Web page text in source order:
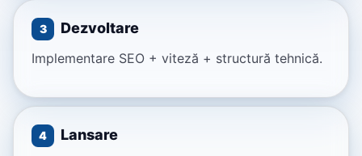
3 Dezvoltare
Implementare SEO + viteză + structură tehnică.
4 Lansare